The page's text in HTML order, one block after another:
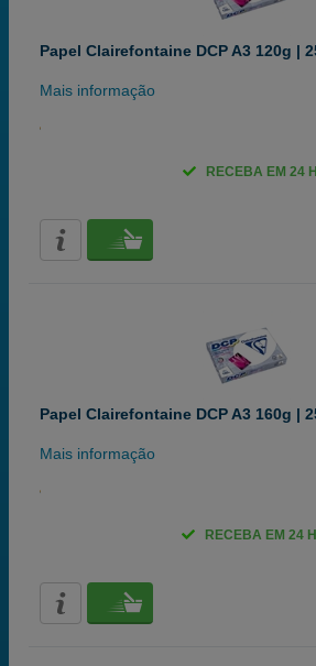
Papel Clairefontaine DCP A3 120g |
Mais informação
RECEBA EM 24
Papel Clairefontaine DCP A3 160g |
Mais informação
RECEBA EM 24